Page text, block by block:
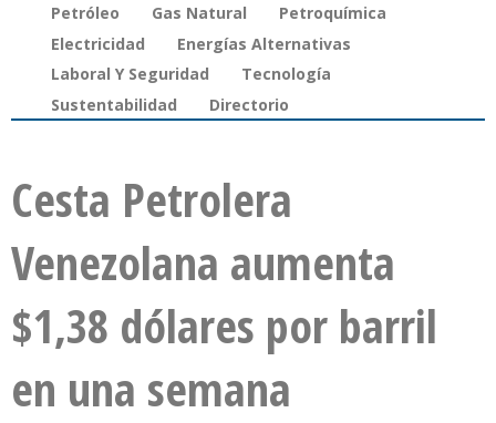
Petróleo Gas Natural
Petroquímica
Electricidad
Energías Alternativas
Laboral Y Seguridad
Tecnología
Sustentabilidad
Directorio
Cesta Petrolera
Venezolana aumenta
$1,38 dólares por barril
en una semana